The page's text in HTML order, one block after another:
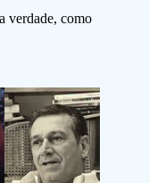
verdade, como